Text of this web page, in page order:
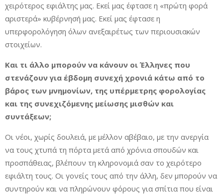
χειρότερος εφιάλτης μας. Εκεί μας έφτασε η «πρώτη φορά
αριστερά» κυβέρνησή μας. Εκεί μας έφτασε η
υπερφορολόγηση όλων ανεξαιρέτως των περιουσιακών
στοιχείων.
Και τι άλλο μπορούν να κάνουν οι Έλληνες που
στενάζουν για έβδομη συνεχή χρονιά κάτω από το
βάρος των μνημονίων, της υπέρμετρης φορολογίας
και της συνεχιζόμενης μείωσης μισθών και
συντάξεων;
Οι νέοι, χωρίς δουλειά, με μέλλον αβέβαιο, με την ανεργία
να τους χτυπά τη πόρτα μετά από χρόνια σπουδών και
προσπάθειας, βλέπουν τη κληρονομιά σαν το χειρότερο
εφιάλτη τους. Οι γονείς τους από την άλλη, δεν μπορούν να
συντηρούν και να πληρώνουν φόρους για σπίτια που είναι